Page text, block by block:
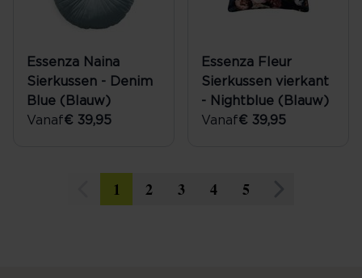
Essenza Naina
Sierkussen - Denim
Blue (Blauw)
Vanaf€ 39,95
Essenza Fleur
Sierkussen vierkant
- Nightblue (Blauw)
Vanaf€ 39,95
1 2 3 4 5